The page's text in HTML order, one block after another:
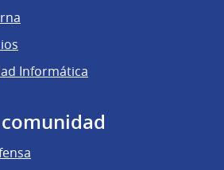
Informática